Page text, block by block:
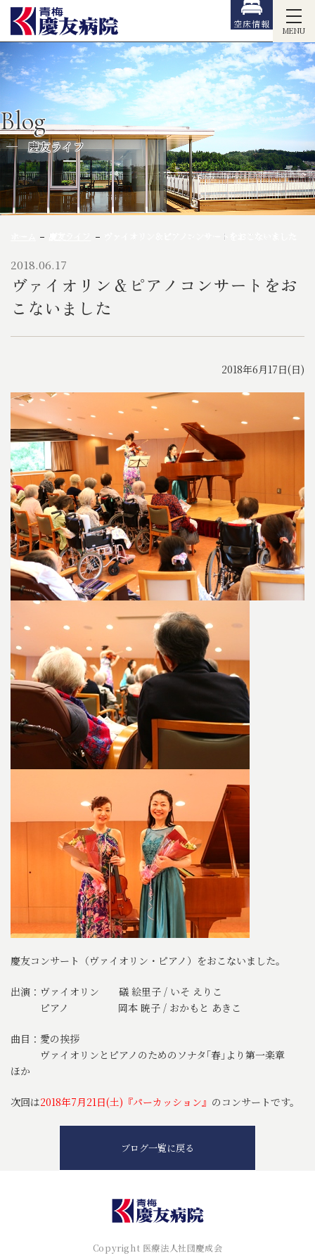
MENU
空床情報
Blog
慶友ライフ
ヴァイオリン＆ピアノコンサートをおこないました
2018.06.17
ヴァイオリン＆ピアノコンサートをお
こないました
2018年6月17日(日)
慶友コンサート（ヴァイオリン・ピアノ）をおこないました。
出演：ヴァイオリン 礒 絵里子 / いそ えりこ
ピアノ 岡本 暁子 / おかもと あきこ
曲目：愛の挨拶
ヴァイオリンとピアノのためのソナタ｢春｣より第一楽章
ほか
次回は2018年7月21日(土)『パーカッション』 のコンサートです。
ブログ一覧に戻る
Copyright 医療法人社団慶成会